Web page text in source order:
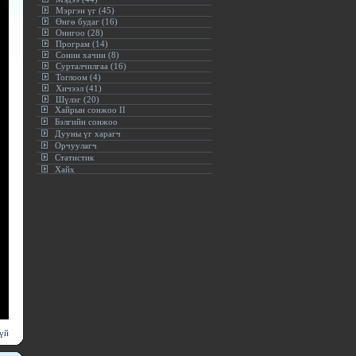
Мэргэн үг (45)
Өнгө будаг (16)
Онигоо (28)
Програм (14)
Сонин хачин (8)
Сурталчилгаа (16)
Тоглоом (4)
Хичээл (41)
Шүлэг (20)
Хайрын сонжоо II
Бэлгийн сонжоо
Дууны үг харагч
Орчуулагч
Статистик
Хайх